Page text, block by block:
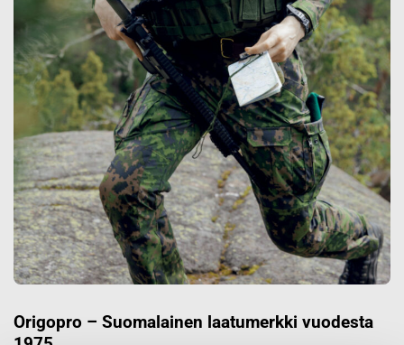
Origopro – Suomalainen laatumerkki vuodesta